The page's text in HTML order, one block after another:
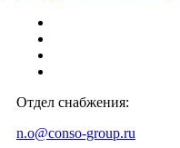
Отдел снабжения:
n.o@conso-group.ru